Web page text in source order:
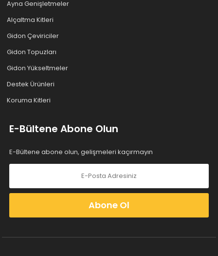
Ayna Genişletmeler
Alçaltma Kitleri
Gidon Çeviriciler
Gidon Topuzları
Gidon Yükseltmeler
Destek Ürünleri
Koruma Kitleri
E-Bültene Abone Olun
E-Bültene abone olun, gelişmeleri kaçırmayın
Abone Ol